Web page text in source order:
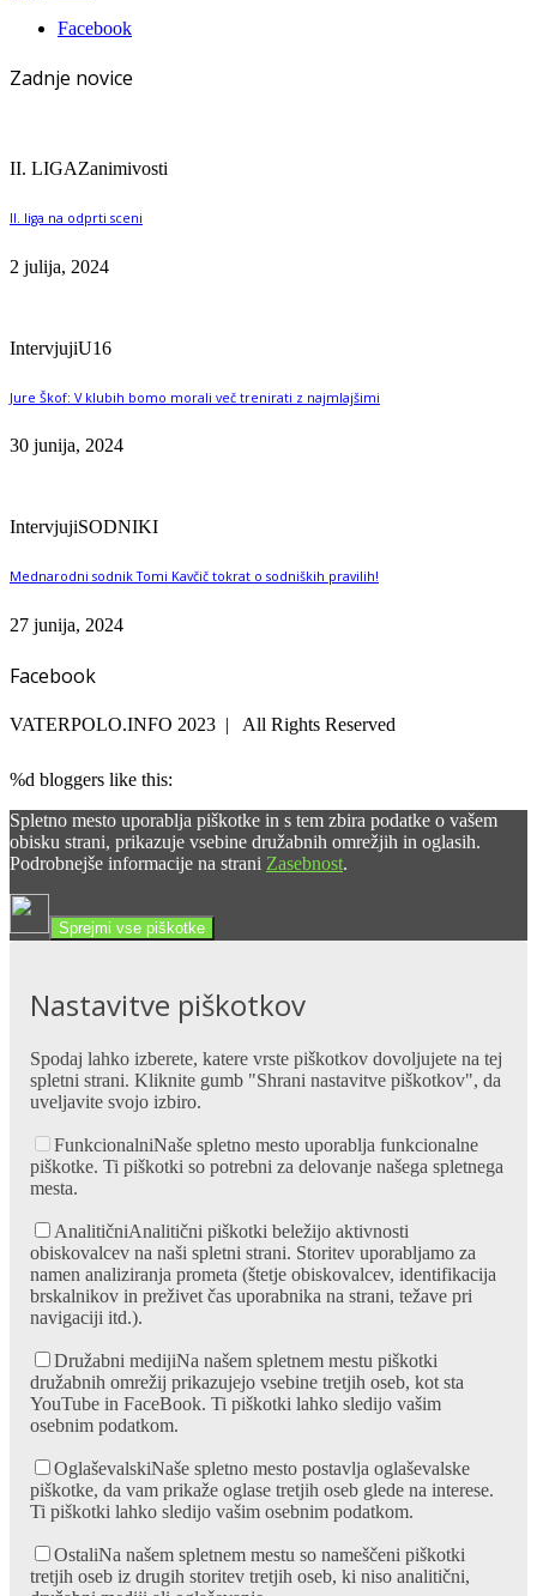
Facebook
Zadnje novice
II. LIGAZanimivosti
II. liga na odprti sceni
2 julija, 2024
IntervjujiU16
Jure Škof: V klubih bomo morali več trenirati z najmlajšimi
30 junija, 2024
IntervjujiSODNIKI
Mednarodni sodnik Tomi Kavčič tokrat o sodniških pravilih!
27 junija, 2024
Facebook
VATERPOLO.INFO 2023 | All Rights Reserved
%d bloggers like this:
Spletno mesto uporablja piškotke in s tem zbira podatke o vašem
obisku strani, prikazuje vsebine družabnih omrežjih in oglasih.
Podrobnejše informacije na strani Zasebnost.
Sprejmi vse piškotke
Nastavitve piškotkov
Spodaj lahko izberete, katere vrste piškotkov dovoljujete na tej
spletni strani. Kliknite gumb "Shrani nastavitve piškotkov", da
uveljavite svojo izbiro.
FunkcionalniNaše spletno mesto uporablja funkcionalne
piškotke. Ti piškotki so potrebni za delovanje našega spletnega
mesta.
AnalitičniAnalitični piškotki beležijo aktivnosti
obiskovalcev na naši spletni strani. Storitev uporabljamo za
namen analiziranja prometa (štetje obiskovalcev, identifikacija
brskalnikov in preživet čas uporabnika na strani, težave pri
navigaciji itd.).
Družabni medijiNa našem spletnem mestu piškotki
družabnih omrežij prikazujejo vsebine tretjih oseb, kot sta
YouTube in FaceBook. Ti piškotki lahko sledijo vašim
osebnim podatkom.
OglaševalskiNaše spletno mesto postavlja oglaševalske
piškotke, da vam prikaže oglase tretjih oseb glede na interese.
Ti piškotki lahko sledijo vašim osebnim podatkom.
OstaliNa našem spletnem mestu so nameščeni piškotki
tretjih oseb iz drugih storitev tretjih oseb, ki niso analitični,